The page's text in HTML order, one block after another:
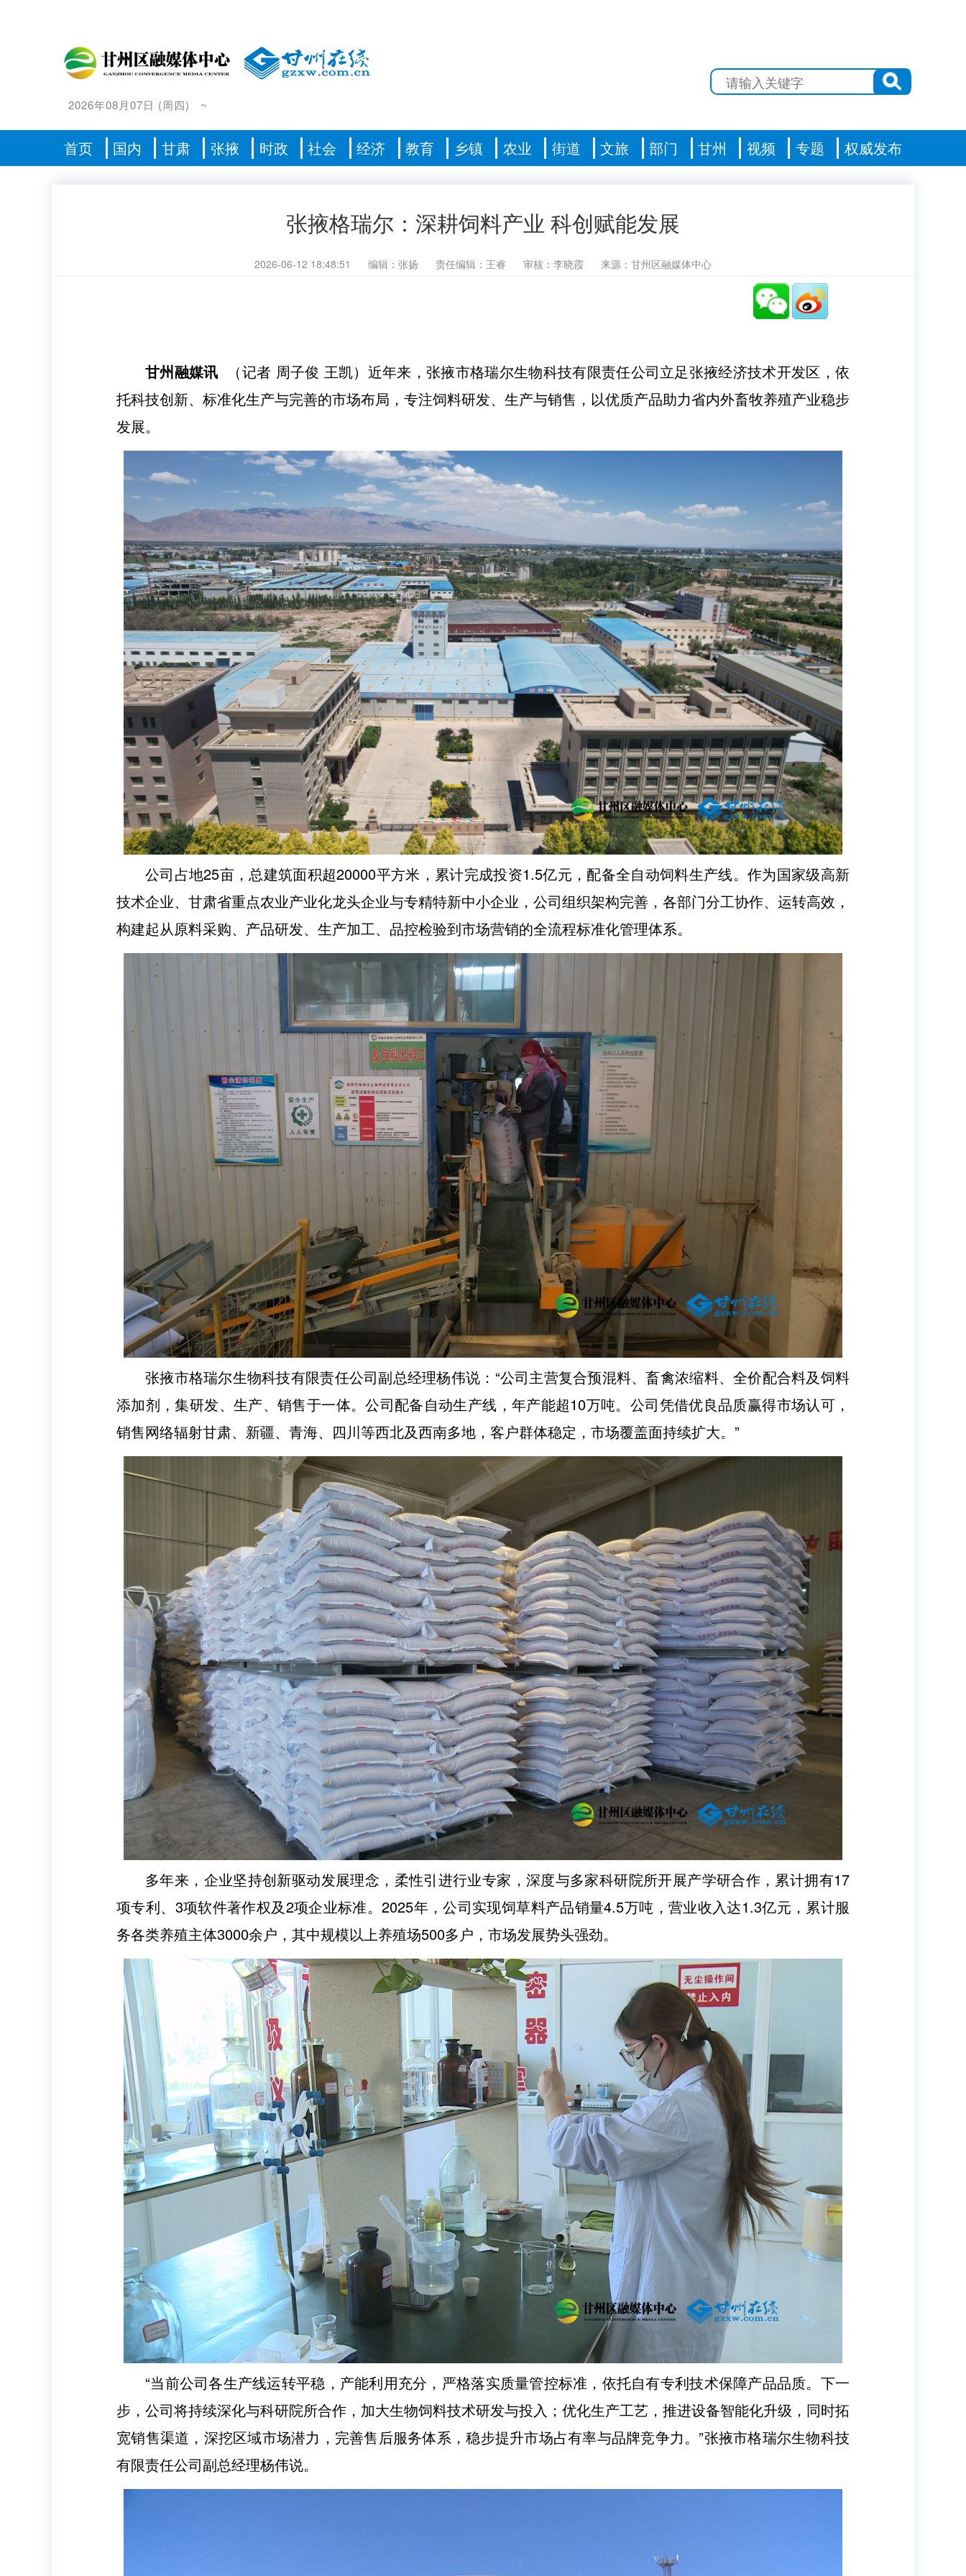
2026年08月07日 (周四) ~
首页 国内 甘肃 张掖 时政 社会 经济 教育 乡镇 农业 街道 文旅 部门 甘州 视频 专题 权威发布
张掖格瑞尔：深耕饲料产业 科创赋能发展
2026-06-12 18:48:51 编辑：张扬 责任编辑：王睿 审核：李晓霞 来源：甘州区融媒体中心
甘州融媒讯 （记者 周子俊 王凯）近年来，张掖市格瑞尔生物科技有限责任公司立足张掖经济技术开发区，依
托科技创新、标准化生产与完善的市场布局，专注饲料研发、生产与销售，以优质产品助力省内外畜牧养殖产业稳步
发展。
公司占地25亩，总建筑面积超20000平方米，累计完成投资1.5亿元，配备全自动饲料生产线。作为国家级高新
技术企业、甘肃省重点农业产业化龙头企业与专精特新中小企业，公司组织架构完善，各部门分工协作、运转高效，
构建起从原料采购、产品研发、生产加工、品控检验到市场营销的全流程标准化管理体系。
张掖市格瑞尔生物科技有限责任公司副总经理杨伟说：“公司主营复合预混料、畜禽浓缩料、全价配合料及饲料
添加剂，集研发、生产、销售于一体。公司配备自动生产线，年产能超10万吨。公司凭借优良品质赢得市场认可，
销售网络辐射甘肃、新疆、青海、四川等西北及西南多地，客户群体稳定，市场覆盖面持续扩大。”
多年来，企业坚持创新驱动发展理念，柔性引进行业专家，深度与多家科研院所开展产学研合作，累计拥有17
项专利、3项软件著作权及2项企业标准。2025年，公司实现饲草料产品销量4.5万吨，营业收入达1.3亿元，累计服
务各类养殖主体3000余户，其中规模以上养殖场500多户，市场发展势头强劲。
“当前公司各生产线运转平稳，产能利用充分，严格落实质量管控标准，依托自有专利技术保障产品品质。下一
步，公司将持续深化与科研院所合作，加大生物饲料技术研发与投入；优化生产工艺，推进设备智能化升级，同时拓
宽销售渠道，深挖区域市场潜力，完善售后服务体系，稳步提升市场占有率与品牌竞争力。”张掖市格瑞尔生物科技
有限责任公司副总经理杨伟说。